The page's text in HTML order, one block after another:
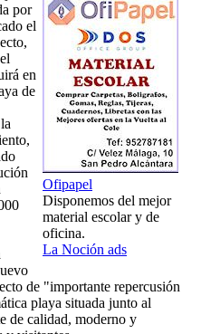
Ofipapel
Disponemos del mejor
material escolar y de
oficina.
La Noción ads
por
el
en
de
de "importante repercusión
playa situada junto al
de calidad, moderno y